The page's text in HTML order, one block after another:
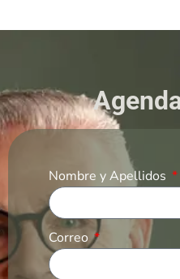
Nombre y Apellidos
Correo